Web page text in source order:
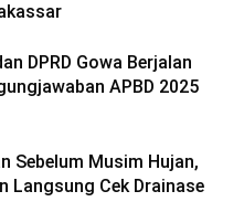
DPRD Gowa Berjalan
APBD 2025
Sebelum Musim Hujan,
Langsung Cek Drainase